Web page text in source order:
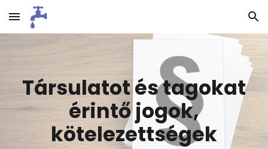
Skip to main content Skip to navigation
Társulatot és tagokat
érintő jogok,
kötelezettségek